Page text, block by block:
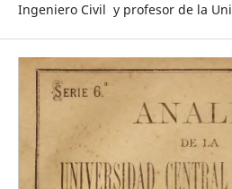
Ingeniero Civil y profesor de la